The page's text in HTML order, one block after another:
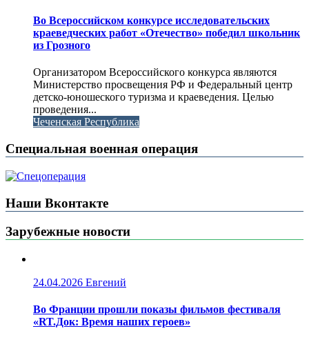
Во Всероссийском конкурсе исследовательских
краеведческих работ «Отечество» победил школьник
из Грозного
Организатором Всероссийского конкурса являются
Министерство просвещения РФ и Федеральный центр
детско-юношеского туризма и краеведения. Целью
проведения...
Чеченская Республика
Специальная военная операция
Наши Вконтакте
Зарубежные новости
24.04.2026 Евгений
Во Франции прошли показы фильмов фестиваля
«RT.Док: Время наших героев»